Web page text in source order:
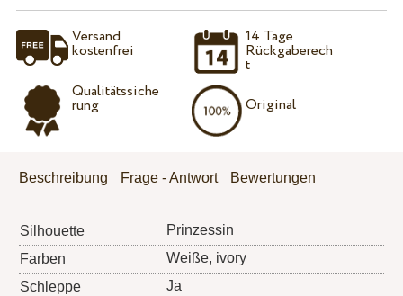
Versand
kostenfrei
Qualitätssiche
rung
14 Tage
Rückgaberech
t
Original
Beschreibung Frage - Antwort Bewertungen
Silhouette
Prinzessin
Farben
Weiße, ivory
Schleppe
Ja